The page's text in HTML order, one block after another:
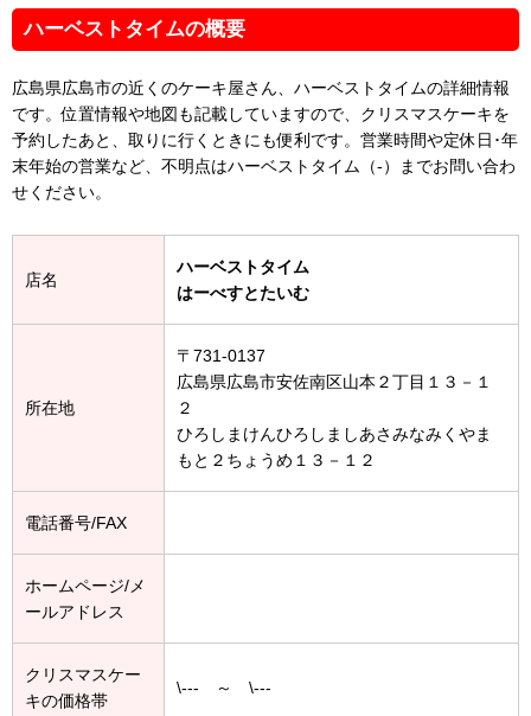
ハーベストタイムの概要
広島県広島市の近くのケーキ屋さん、ハーベストタイムの詳細情報
です。位置情報や地図も記載していますので、クリスマスケーキを
予約したあと、取りに行くときにも便利です。営業時間や定休日･年
末年始の営業など、不明点はハーベストタイム（-）までお問い合わ
せください。
店名
ハーベストタイム
はーべすとたいむ
所在地
〒731-0137
広島県広島市安佐南区山本２丁目１３－１
２
ひろしまけんひろしましあさみなみくやま
もと２ちょうめ１３－１２
電話番号/FAX
ホームページ/メ
ールアドレス
クリスマスケー
キの価格帯
\--- ～ \---